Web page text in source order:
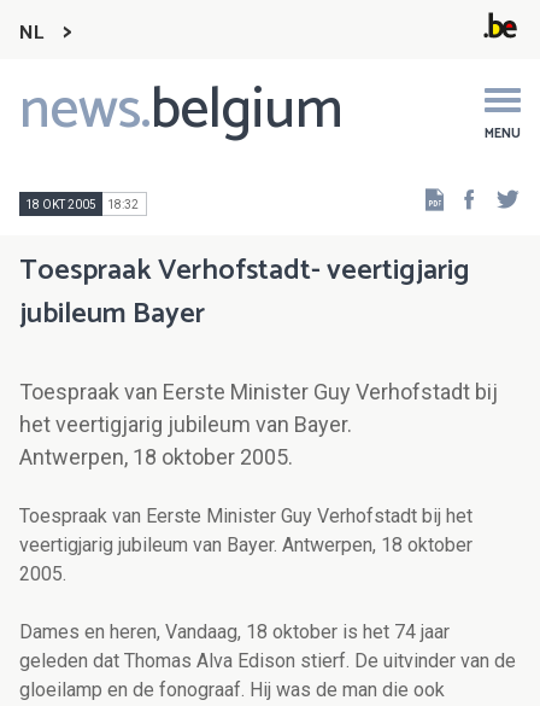
NL
news.belgium MENU
Main
navigation
18 OKT 2005 18:32
Toespraak Verhofstadt- veertigjarig
jubileum Bayer
Toespraak van Eerste Minister Guy Verhofstadt bij
het veertigjarig jubileum van Bayer.
Antwerpen, 18 oktober 2005.
Toespraak van Eerste Minister Guy Verhofstadt bij het
veertigjarig jubileum van Bayer. Antwerpen, 18 oktober
2005.
Dames en heren, Vandaag, 18 oktober is het 74 jaar
geleden dat Thomas Alva Edison stierf. De uitvinder van de
gloeilamp en de fonograaf. Hij was de man die ook